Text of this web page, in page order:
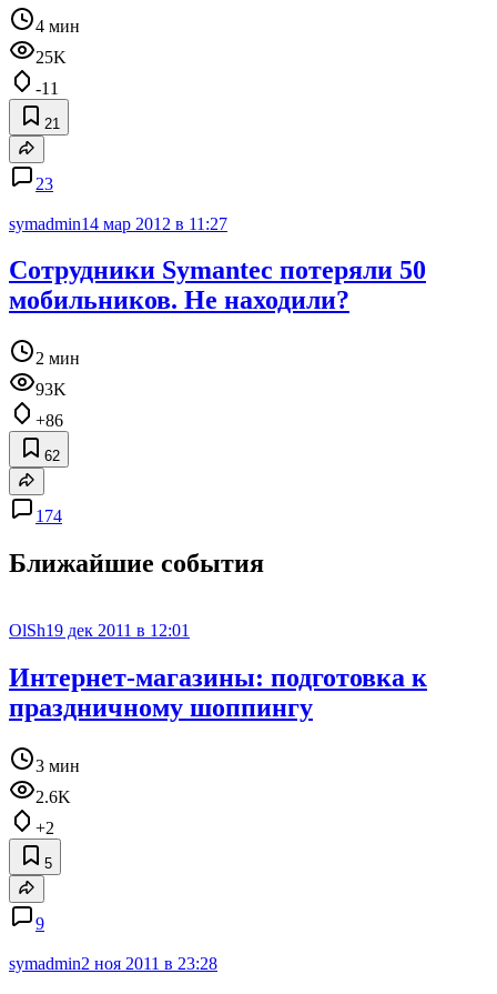
4 мин
25K
-11
21
23
symadmin14 мар 2012 в 11:27
Сотрудники Symantec потеряли 50
мобильников. Не находили?
2 мин
93K
+86
62
174
Ближайшие события
OlSh19 дек 2011 в 12:01
Интернет-магазины: подготовка к
праздничному шоппингу
3 мин
2.6K
+2
5
9
symadmin2 ноя 2011 в 23:28